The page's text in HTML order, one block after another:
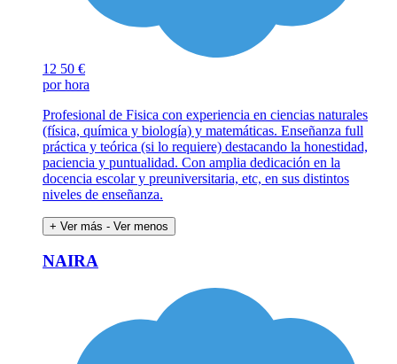
12 50 €
por hora
Profesional de Fisica con experiencia en ciencias naturales
(física, química y biología) y matemáticas. Enseñanza full
práctica y teórica (si lo requiere) destacando la honestidad,
paciencia y puntualidad. Con amplia dedicación en la
docencia escolar y preuniversitaria, etc, en sus distintos
niveles de enseñanza.
+ Ver más - Ver menos
NAIRA